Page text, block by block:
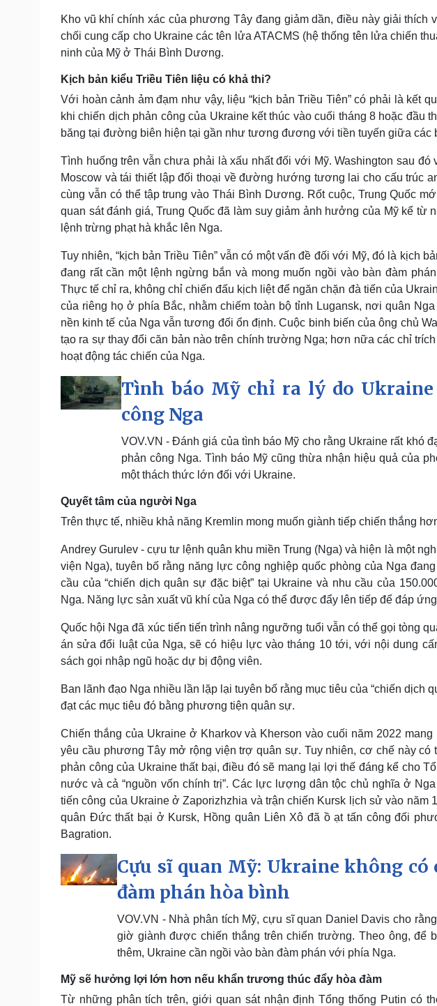
Kho vũ khí chính xác của phương Tây đang giảm dần, điều này giải thích
chối cung cấp cho Ukraine các tên lửa ATACMS (hệ thống tên lửa chiến
ninh của Mỹ ở Thái Bình Dương.
Kịch bản kiểu Triều Tiên liệu có khả thi?
Với hoàn cảnh ảm đạm như vậy, liệu “kịch bản Triều Tiên” có phải là kết
khi chiến dịch phản công của Ukraine kết thúc vào cuối tháng 8 hoặc đầu
băng tại đường biên hiện tại gần như tương đương với tiền tuyến giữa các
Tình huống trên vẫn chưa phải là xấu nhất đối với Mỹ. Washington sau
Moscow và tái thiết lập đối thoại về đường hướng tương lai cho cấu trúc
cùng vẫn có thể tập trung vào Thái Bình Dương. Rốt cuộc, Trung Quốc
quan sát đánh giá, Trung Quốc đã làm suy giảm ảnh hưởng của Mỹ kể từ
lệnh trừng phạt hà khắc lên Nga.
Tuy nhiên, “kịch bản Triều Tiên” vẫn có một vấn đề đối với Mỹ, đó là kịch
đang rất cần một lệnh ngừng bắn và mong muốn ngồi vào bàn đàm
Thực tế chỉ ra, không chỉ chiến đấu kịch liệt để ngăn chặn đà tiến của
của riêng họ ở phía Bắc, nhằm chiếm toàn bộ tỉnh Lugansk, nơi quân
nền kinh tế của Nga vẫn tương đối ổn định. Cuộc binh biến của ông chủ
tạo ra sự thay đổi căn bản nào trên chính trường Nga; hơn nữa các chỉ
hoạt động tác chiến của Nga.
Tình báo Mỹ chỉ ra lý do
công Nga
VOV.VN - Đánh giá của tình báo Mỹ cho rằng Ukraine rất khó
phản công Nga. Tình báo Mỹ cũng thừa nhận hiệu quả của
một thách thức lớn đối với Ukraine.
Quyết tâm của người Nga
Trên thực tế, nhiều khả năng Kremlin mong muốn giành tiếp chiến thắng
Andrey Gurulev - cựu tư lệnh quân khu miền Trung (Nga) và hiện là một
viện Nga), tuyên bố rằng năng lực công nghiệp quốc phòng của Nga
cầu của “chiến dịch quân sự đặc biệt” tại Ukraine và nhu cầu của
Nga. Năng lực sản xuất vũ khí của Nga có thể được đẩy lên tiếp để đáp
Quốc hội Nga đã xúc tiến tiến trình nâng ngưỡng tuổi vẫn có thể gọi tòng
án sửa đổi luật của Nga, sẽ có hiệu lực vào tháng 10 tới, với nội dung
sách gọi nhập ngũ hoặc dự bị động viên.
Ban lãnh đạo Nga nhiều lần lặp lại tuyên bố rằng mục tiêu của “chiến dịch
đạt các mục tiêu đó bằng phương tiện quân sự.
Chiến thắng của Ukraine ở Kharkov và Kherson vào cuối năm 2022 mang
yêu cầu phương Tây mở rộng viện trợ quân sự. Tuy nhiên, cơ chế này có
phản công của Ukraine thất bại, điều đó sẽ mang lại lợi thế đáng kể cho
nước và cả “nguồn vốn chính trị”. Các lực lượng dân tộc chủ nghĩa ở
tiến công của Ukraine ở Zaporizhzhia và trận chiến Kursk lịch sử vào năm
quân Đức thất bại ở Kursk, Hồng quân Liên Xô đã ồ ạt tấn công đối
Bagration.
Cựu sĩ quan Mỹ: Ukraine không có
đàm phán hòa bình
VOV.VN - Nhà phân tích Mỹ, cựu sĩ quan Daniel Davis cho
giờ giành được chiến thắng trên chiến trường. Theo ông, để
thêm, Ukraine cần ngồi vào bàn đàm phán với phía Nga.
Mỹ sẽ hưởng lợi lớn hơn nếu khẩn trương thúc đẩy hòa đàm
Từ những phân tích trên, giới quan sát nhận định Tổng thống Putin có